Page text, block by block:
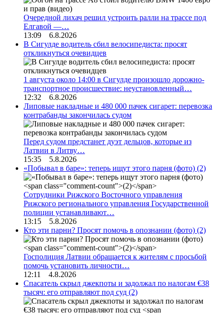
Очередной лихач решил устроить ралли на трассе под
Елгавой —…
13:09 6.8.2026
В Сигулде водитель сбил велосипедиста: просят
откликнуться очевидцев
1 августа около 14:00 в Сигулде произошло дорожно-
транспортное происшествие: неустановленный…
12:32 6.8.2026
Липовые накладные и 480 000 пачек сигарет: перевозка
контрабанды закончилась судом
Перед судом предстанет дуэт дельцов, которые из
Латвии в Литву…
15:35 5.8.2026
«Побывал в баре»: теперь ищут этого парня (фото) (2)
Сотрудники Рижского Восточного управления
Рижского регионального управления Государственной
полиции устанавливают…
13:15 5.8.2026
Кто эти парни? Просят помочь в опознании (фото) (2)
Госполиция Латвии обращается к жителям с просьбой
помочь установить личности…
12:11 4.8.2026
Спасатель скрыл джекпоты и задолжал по налогам €38
тысяч: его отправляют под суд (2)